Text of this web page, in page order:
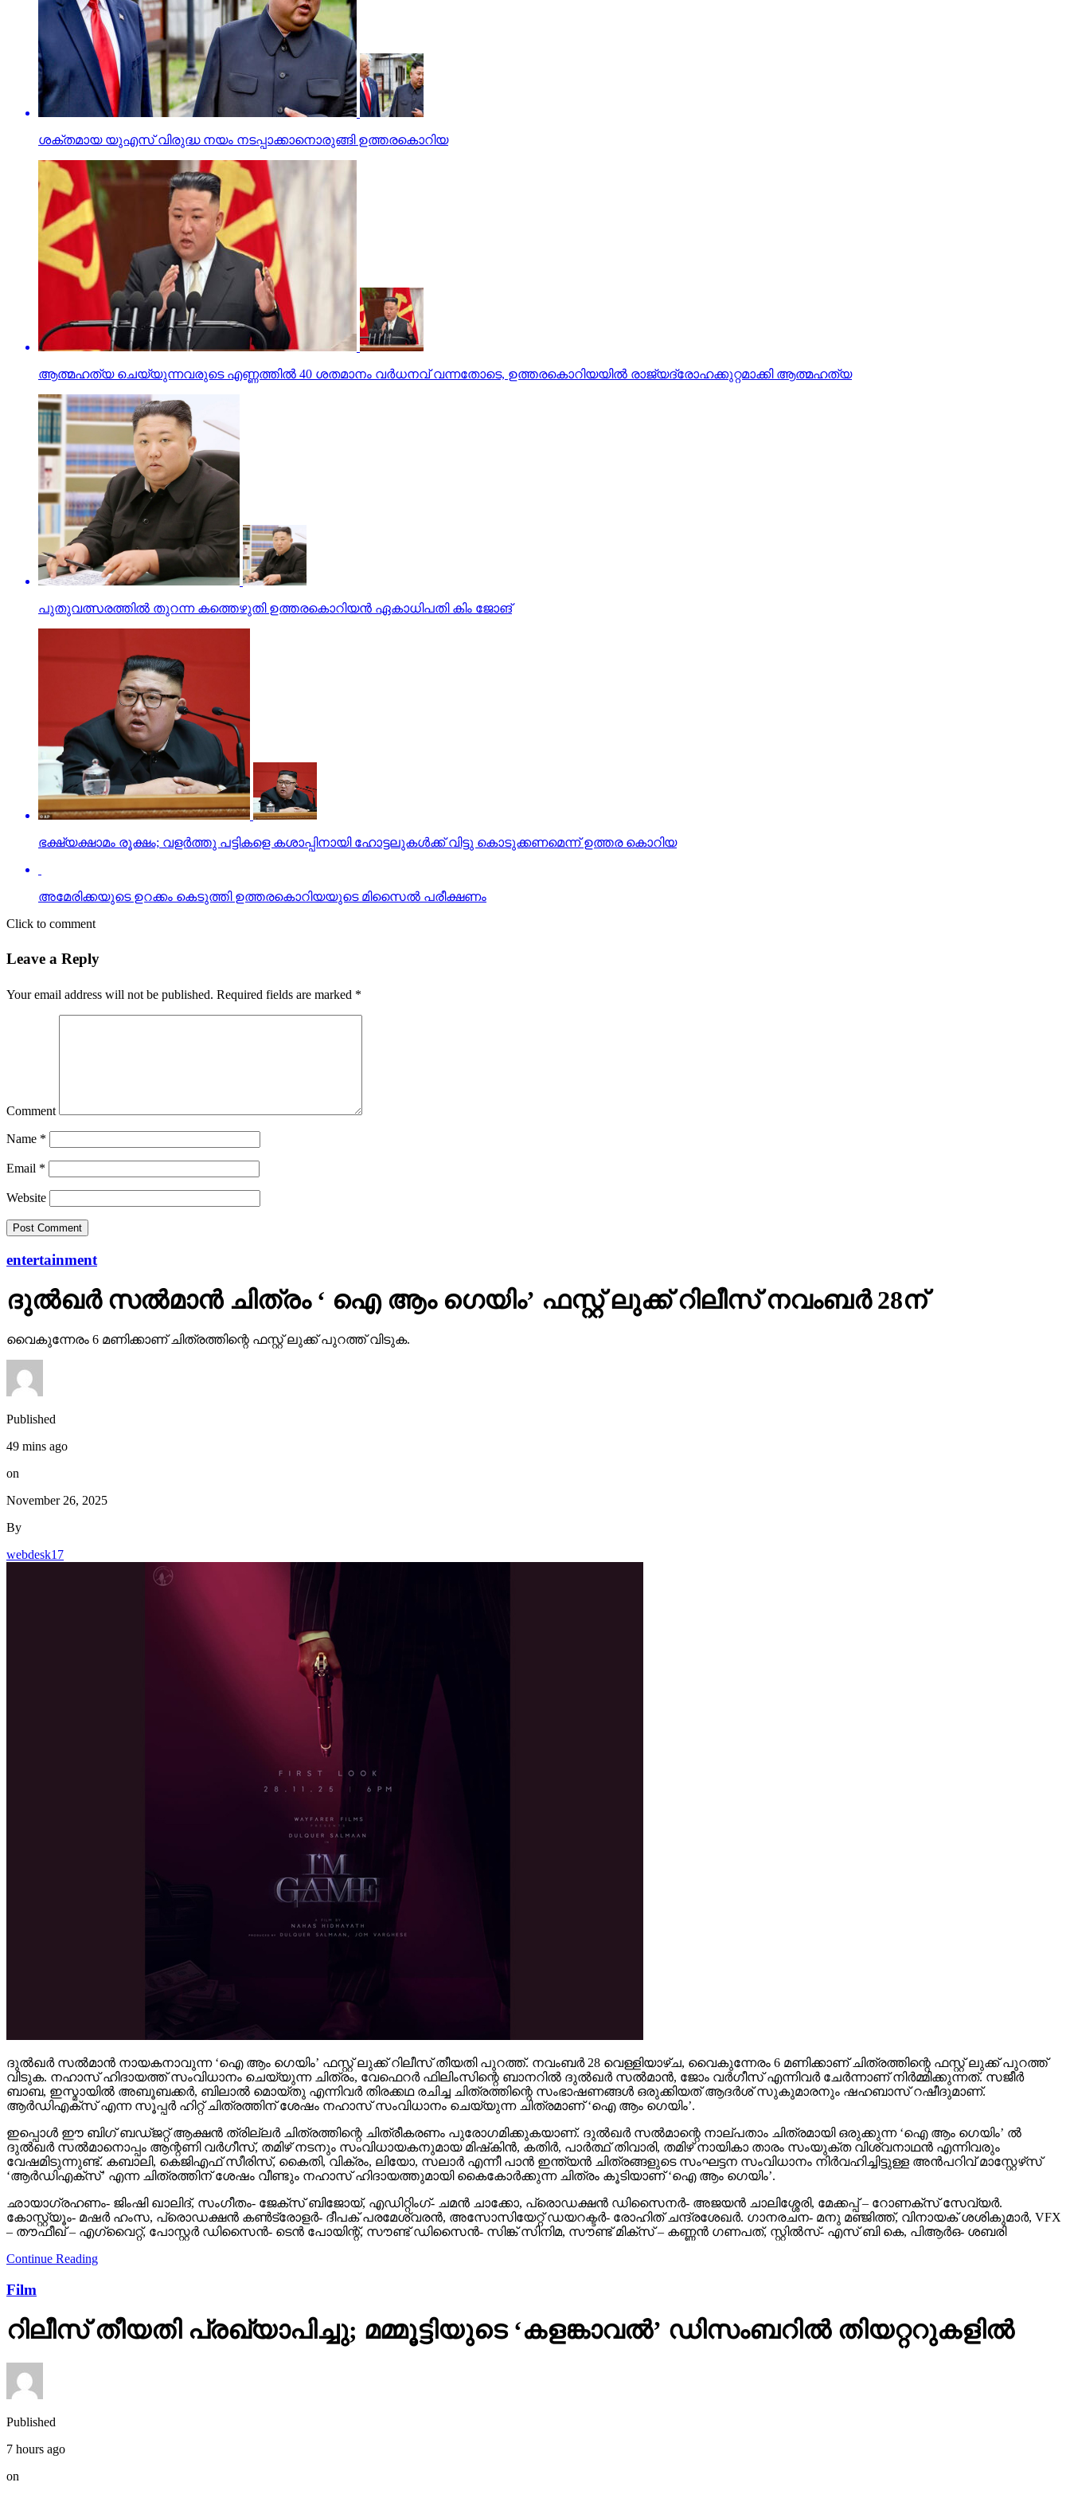
ശക്തമായ യുഎസ് വിരുദ്ധ നയം നടപ്പാക്കാനൊരുങ്ങി ഉത്തരകൊറിയ
ആത്മഹത്യ ചെയ്യുന്നവരുടെ എണ്ണത്തില്‍ 40 ശതമാനം വര്‍ധനവ് വന്നതോടെ, ഉത്തരകൊറിയയില്‍ രാജ്യദ്രോഹക്കുറ്റമാക്കി ആത്മഹത്യ
പുതുവത്സരത്തിൽ തുറന്ന കത്തെഴുതി ഉത്തരകൊറിയൻ ഏകാധിപതി കിം ജോങ്
ഭക്ഷ്യക്ഷാമം രൂക്ഷം; വളര്‍ത്തു പട്ടികളെ കശാപ്പിനായി ഹോട്ടലുകള്‍ക്ക് വിട്ടു കൊടുക്കണമെന്ന് ഉത്തര കൊറിയ
അമേരിക്കയുടെ ഉറക്കം കെടുത്തി ഉത്തരകൊറിയയുടെ മിസൈല്‍ പരീക്ഷണം
Click to comment
Leave a Reply
Your email address will not be published. Required fields are marked *
Comment
Name *
Email *
Website
entertainment
ദുല്‍ഖര്‍ സല്‍മാന്‍ ചിത്രം ‘ ഐ ആം ഗെയിം’ ഫസ്റ്റ് ലുക്ക് റിലീസ് നവംബര്‍ 28ന്
വൈകുന്നേരം 6 മണിക്കാണ് ചിത്രത്തിന്റെ ഫസ്റ്റ് ലുക്ക് പുറത്ത് വിടുക.
Published
49 mins ago
on
November 26, 2025
By
webdesk17
ദുല്‍ഖര്‍ സല്‍മാന്‍ നായകനാവുന്ന ‘ഐ ആം ഗെയിം’ ഫസ്റ്റ് ലുക്ക് റിലീസ് തീയതി പുറത്ത്. നവംബര്‍ 28 വെള്ളിയാഴ്ച, വൈകുന്നേരം 6 മണിക്കാണ് ചിത്രത്തിന്റെ ഫസ്റ്റ് ലുക്ക് പുറത്ത്
വിടുക. നഹാസ് ഹിദായത്ത് സംവിധാനം ചെയ്യുന്ന ചിത്രം, വേഫെറര്‍ ഫിലിംസിന്റെ ബാനറില്‍ ദുല്‍ഖര്‍ സല്‍മാന്‍, ജോം വര്‍ഗീസ് എന്നിവര്‍ ചേര്‍ന്നാണ് നിര്‍മ്മിക്കുന്നത്. സജീര്‍
ബാബ, ഇസ്മായില്‍ അബൂബക്കര്‍, ബിലാല്‍ മൊയ്തു എന്നിവര്‍ തിരക്കഥ രചിച്ച ചിത്രത്തിന്റെ സംഭാഷണങ്ങള്‍ ഒരുക്കിയത് ആദര്‍ശ് സുകുമാരനും ഷഹബാസ് റഷീദുമാണ്.
ആര്‍ഡിഎക്‌സ് എന്ന സൂപ്പര്‍ ഹിറ്റ് ചിത്രത്തിന് ശേഷം നഹാസ് സംവിധാനം ചെയ്യുന്ന ചിത്രമാണ് ‘ഐ ആം ഗെയിം’.
ഇപ്പൊള്‍ ഈ ബിഗ് ബഡ്ജറ്റ് ആക്ഷന്‍ ത്രില്ലര്‍ ചിത്രത്തിന്റെ ചിത്രീകരണം പുരോഗമിക്കുകയാണ്. ദുല്‍ഖര്‍ സല്‍മാന്റെ നാല്പതാം ചിത്രമായി ഒരുക്കുന്ന ‘ഐ ആം ഗെയിം’ ല്‍
ദുല്‍ഖര്‍ സല്‍മാനൊപ്പം ആന്റണി വര്‍ഗീസ്, തമിഴ് നടനും സംവിധായകനുമായ മിഷ്‌കിന്‍, കതിര്‍, പാര്‍ത്ഥ് തിവാരി, തമിഴ് നായികാ താരം സംയുക്ത വിശ്വനാഥന്‍ എന്നിവരും
വേഷമിടുന്നുണ്ട്. കബാലി, കെജിഎഫ് സീരിസ്, കൈതി, വിക്രം, ലിയോ, സലാര്‍ എന്നീ പാന്‍ ഇന്ത്യന്‍ ചിത്രങ്ങളുടെ സംഘട്ടന സംവിധാനം നിര്‍വഹിച്ചിട്ടുള്ള അന്‍പറിവ് മാസ്റ്റേഴ്‌സ്
‘ആര്‍ഡിഎക്‌സ്’ എന്ന ചിത്രത്തിന് ശേഷം വീണ്ടും നഹാസ് ഹിദായത്തുമായി കൈകോര്‍ക്കുന്ന ചിത്രം കൂടിയാണ് ‘ഐ ആം ഗെയിം’.
ഛായാഗ്രഹണം- ജിംഷി ഖാലിദ്, സംഗീതം- ജേക്‌സ് ബിജോയ്, എഡിറ്റിംഗ്- ചമന്‍ ചാക്കോ, പ്രൊഡക്ഷന്‍ ഡിസൈനര്‍- അജയന്‍ ചാലിശ്ശേരി, മേക്കപ്പ് – റോണക്‌സ് സേവ്യര്‍.
കോസ്റ്റ്യൂം- മഷര്‍ ഹംസ, പ്രൊഡക്ഷന്‍ കണ്‍ട്രോളര്‍- ദീപക് പരമേശ്വരന്‍, അസോസിയേറ്റ് ഡയറക്ടര്‍- രോഹിത് ചന്ദ്രശേഖര്‍. ഗാനരചന- മനു മഞ്ജിത്ത്, വിനായക് ശശികുമാര്‍, VFX
– തൗഫീഖ് – എഗ്വൈറ്റ്, പോസ്റ്റര്‍ ഡിസൈന്‍- ടെന്‍ പോയിന്റ്, സൗണ്ട് ഡിസൈന്‍- സിങ്ക് സിനിമ, സൗണ്ട് മിക്‌സ് – കണ്ണന്‍ ഗണപത്, സ്റ്റില്‍സ്- എസ് ബി കെ, പിആര്‍ഒ- ശബരി
Continue Reading
Film
റിലീസ് തീയതി പ്രഖ്യാപിച്ചു; മമ്മൂട്ടിയുടെ ‘കളങ്കാവല്‍’ ഡിസംബറില്‍ തിയറ്ററുകളില്‍
Published
7 hours ago
on